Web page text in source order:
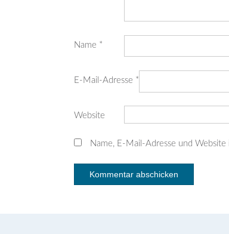
Name *
E-Mail-Adresse *
Website
Name, E-Mail-Adresse und